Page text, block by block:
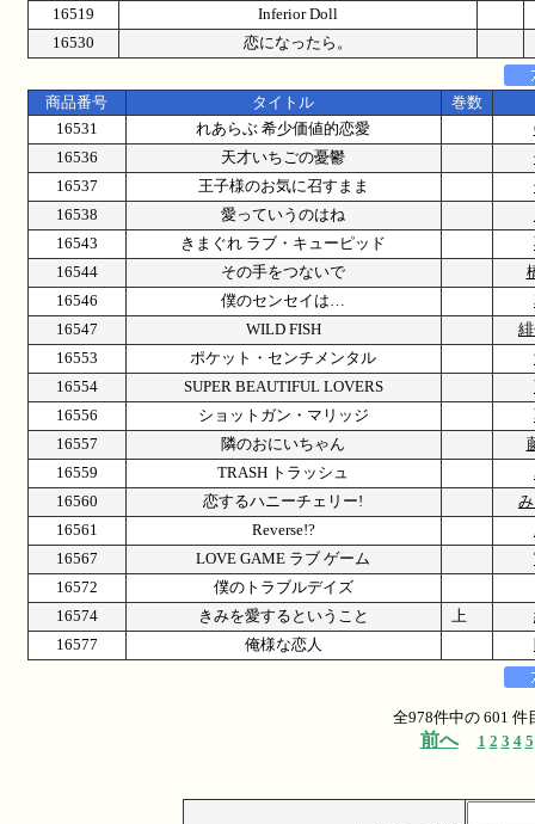
16519
Inferior Doll
16530
恋になったら。
商品番号 タイトル
巻数
16531
れあらぶ 希少価値的恋愛
16536
天才いちごの憂鬱
16537
王子様のお気に召すまま
16538
愛っていうのはね
16543
きまぐれ ラブ・キューピッド
16544
その手をつないで
16546
僕のセンセイは…
16547
WILD FISH
16553
ポケット・センチメンタル
16554
SUPER BEAUTIFUL LOVERS
16556
ショットガン・マリッジ
16557
隣のおにいちゃん
16559
TRASH トラッシュ
16560
恋するハニーチェリー!
16561
Reverse!?
16567
LOVE GAME ラブ ゲーム
16572
僕のトラブルデイズ
16574
きみを愛するということ 上
16577
俺様な恋人
全978件中の 601 件
前へ 1 2 3 4 5